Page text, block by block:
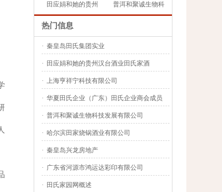
1234 5
田应娟和她的贵州 普洱和聚诚生物科
热门信息
· 秦皇岛田氏集团实业
· 田应娟和她的贵州汉台酒业田氏家酒
· 上海亨祥宁科技有限公司
· 华夏田氏企业（广东）田氏企业商会成员
· 普洱和聚诚生物科技发展有限公司
· 哈尔滨田家烧锅酒业有限公司
· 秦皇岛兴龙房地产
· 广东省河源市鸿运达彩印有限公司
· 田氏家园网概述